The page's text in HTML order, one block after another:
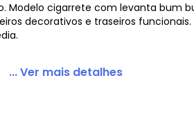
Modelo cigarrete com levanta bum
decorativos e traseiros
... Ver mais detalhes